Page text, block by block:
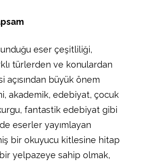
eser çeşitliliği,
türlerden ve konulardan
açısından büyük önem
akademik, edebiyat, çocuk
fantastik edebiyat gibi
eserler yayımlayan
bir okuyucu kitlesine hitap
yelpazeye sahip olmak,